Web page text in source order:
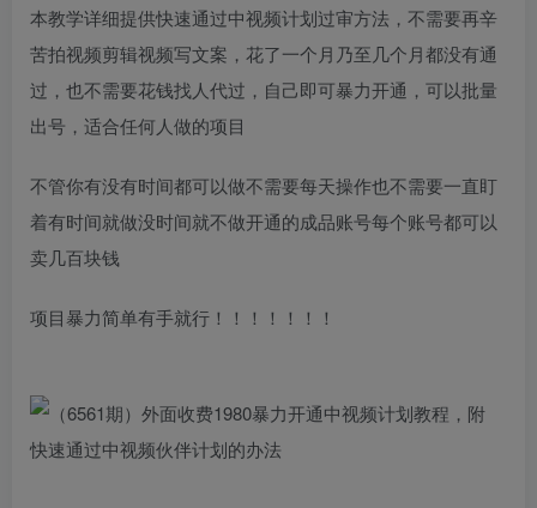
本教学详细提供快速通过中视频计划过审方法，不需要再辛
苦拍视频剪辑视频写文案，花了一个月乃至几个月都没有通
过，也不需要花钱找人代过，自己即可暴力开通，可以批量
出号，适合任何人做的项目
不管你有没有时间都可以做不需要每天操作也不需要一直盯
着有时间就做没时间就不做开通的成品账号每个账号都可以
卖几百块钱
项目暴力简单有手就行！！！！！！！